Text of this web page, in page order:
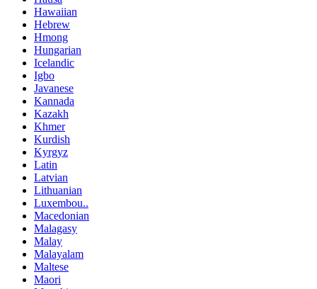
Hawaiian
Hebrew
Hmong
Hungarian
Icelandic
Igbo
Javanese
Kannada
Kazakh
Khmer
Kurdish
Kyrgyz
Latin
Latvian
Lithuanian
Luxembou..
Macedonian
Malagasy
Malay
Malayalam
Maltese
Maori